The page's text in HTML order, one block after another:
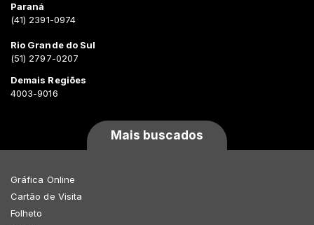
Paraná
(41) 2391-0974
Rio Grande do Sul
(51) 2797-0207
Demais Regiões
4003-9016
Mais buscados
Gráfica Online
Cartão de Visita
Folheto